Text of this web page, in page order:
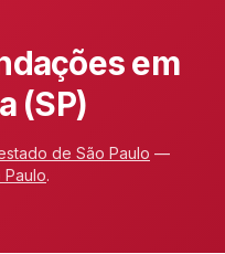
em
(SP)
de São Paulo —
Paulo.